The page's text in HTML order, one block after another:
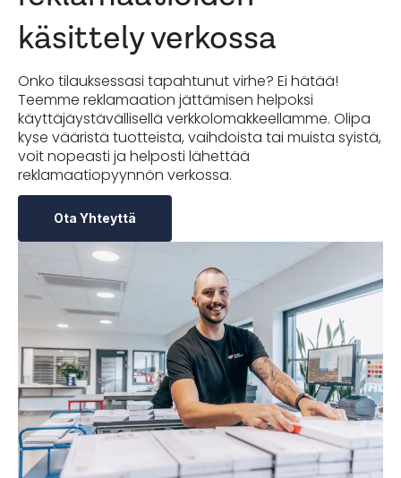
käsittely verkossa
Onko tilauksessasi tapahtunut virhe? Ei hätää!
Teemme reklamaation jättämisen helpoksi
käyttäjäystävällisellä verkkolomakkeellamme. Olipa
kyse vääristä tuotteista, vaihdoista tai muista syistä,
voit nopeasti ja helposti lähettää
reklamaatiopyynnön verkossa.
Ota Yhteyttä